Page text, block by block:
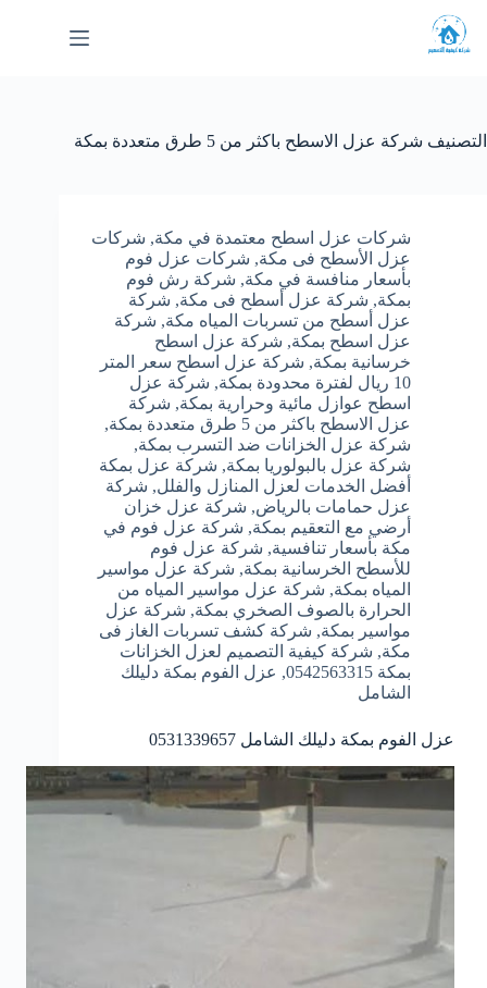
إلى
المحتوى
التصنيف شركة عزل الاسطح باكثر من 5 طرق متعددة بمكة
شركات عزل اسطح معتمدة في مكة, شركات
عزل الأسطح فى مكة, شركات عزل فوم
بأسعار منافسة في مكة, شركة رش فوم
بمكة, شركة عزل أسطح فى مكة, شركة
عزل أسطح من تسربات المياه مكة, شركة
عزل اسطح بمكة, شركة عزل اسطح
خرسانية بمكة, شركة عزل اسطح سعر المتر
10 ريال لفترة محدودة بمكة
, شركة عزل
اسطح عوازل مائية وحرارية بمكة, شركة
عزل الاسطح باكثر من 5 طرق متعددة بمكة
,
شركة عزل الخزانات ضد التسرب بمكة,
شركة عزل بالبولوريا بمكة, شركة عزل بمكة
أفضل الخدمات لعزل المنازل والفلل, شركة
عزل حمامات بالرياض, شركة عزل خزان
أرضي مع التعقيم بمكة, شركة عزل فوم في
مكة بأسعار تنافسية, شركة عزل فوم
للأسطح الخرسانية بمكة, شركة عزل مواسير
المياه بمكة, شركة عزل مواسير المياه من
الحرارة بالصوف الصخري بمكة, شركة عزل
مواسير بمكة, شركة كشف تسربات الغاز فى
مكة, شركة كيفية التصميم لعزل الخزانات
بمكة 0542563315
, عزل الفوم بمكة دليلك
الشامل
عزل الفوم بمكة دليلك الشامل 0531339657